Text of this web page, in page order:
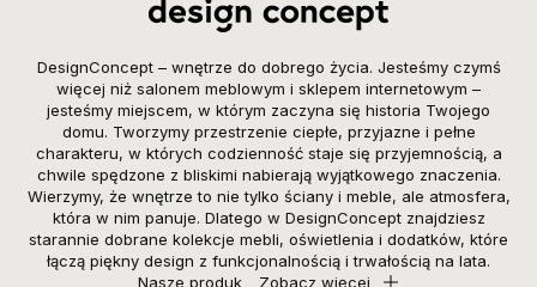
DesignConcept – wnętrze do dobrego życia. Jesteśmy czymś
więcej niż salonem meblowym i sklepem internetowym –
jesteśmy miejscem, w którym zaczyna się historia Twojego
domu. Tworzymy przestrzenie ciepłe, przyjazne i pełne
charakteru, w których codzienność staje się przyjemnością, a
chwile spędzone z bliskimi nabierają wyjątkowego znaczenia.
Wierzymy, że wnętrze to nie tylko ściany i meble, ale atmosfera,
która w nim panuje. Dlatego w DesignConcept znajdziesz
starannie dobrane kolekcje mebli, oświetlenia i dodatków, które
łączą piękny design z funkcjonalnością i trwałością na lata.
Nasze produk
Zobacz więcej